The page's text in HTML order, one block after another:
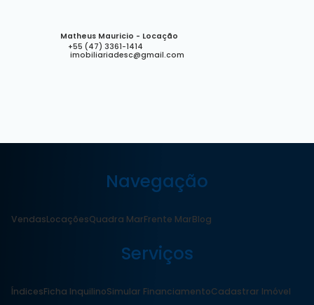
Matheus Mauricio - Locação
+55 (47) 3361-1414
imobiliariadesc@gmail.com
Navegação
VendasLocaçõesQuadra MarFrente MarBlog
Serviços
ÍndicesFicha InquilinoSimular FinanciamentoCadastrar Imóvel